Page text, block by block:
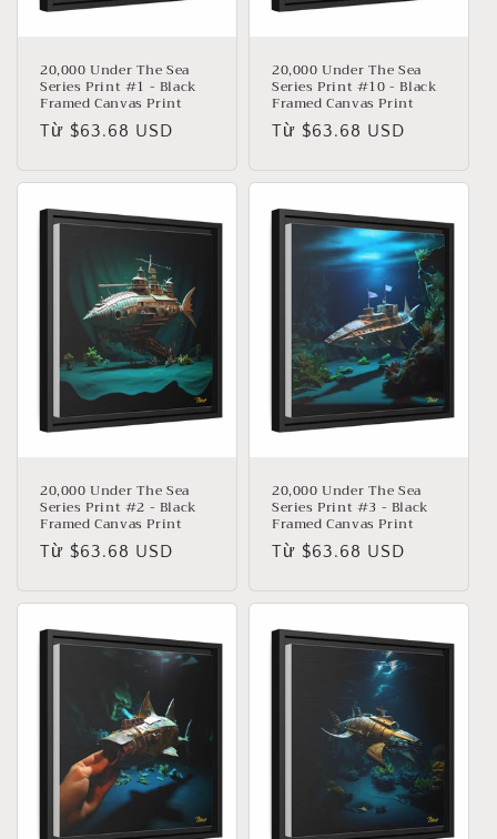
20,000 Under The Sea
Series Print #1 - Black
Framed Canvas Print
Giá
thường
Từ $63.68 USD
20,000 Under The Sea
Series Print #10 - Black
Framed Canvas Print
Giá
thường
Từ $63.68 USD
20,000 Under The Sea
Series Print #2 - Black
Framed Canvas Print
Giá
thường
Từ $63.68 USD
20,000 Under The Sea
Series Print #3 - Black
Framed Canvas Print
Giá
thường
Từ $63.68 USD